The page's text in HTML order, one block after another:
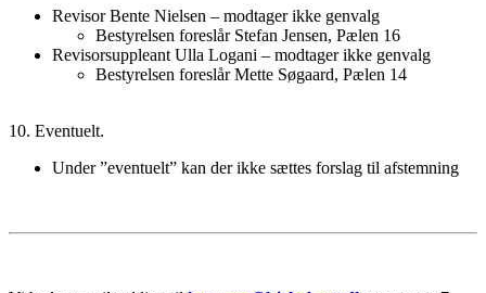
Revisor Bente Nielsen – modtager ikke genvalg
Bestyrelsen foreslår Stefan Jensen, Pælen 16
Revisorsuppleant Ulla Logani – modtager ikke genvalg
Bestyrelsen foreslår Mette Søgaard, Pælen 14
10. Eventuelt.
Under ”eventuelt” kan der ikke sættes forslag til afstemning